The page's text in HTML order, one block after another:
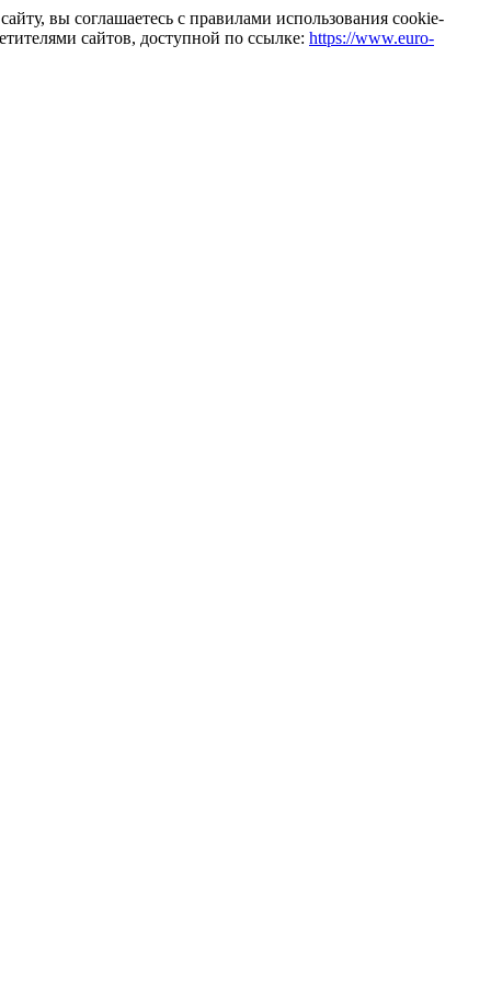
вы соглашаетесь с правилами использования cookie-
сайтов, доступной по ссылке: https://www.euro-